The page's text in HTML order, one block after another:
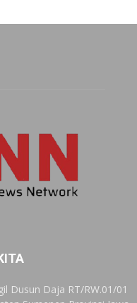
Dusun Daja RT/RW.01/01